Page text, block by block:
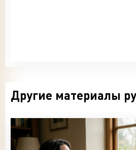
Другие материалы